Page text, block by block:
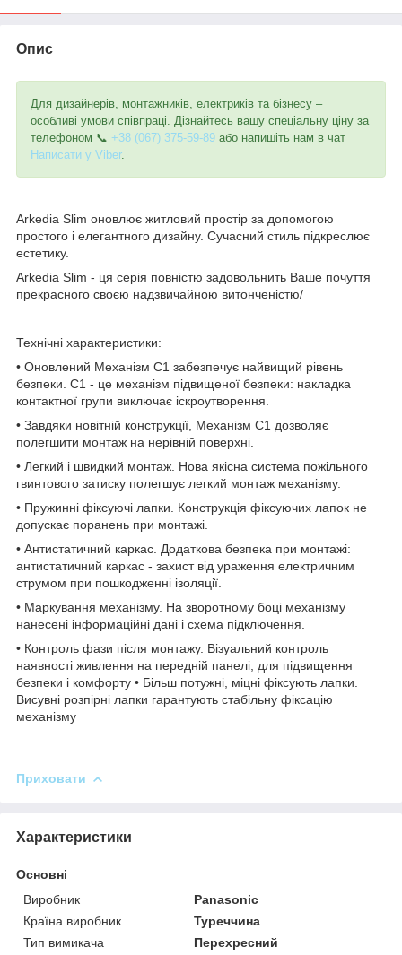
Опис
Для дизайнерів, монтажників, електриків та бізнесу –
особливі умови співпраці. Дізнайтесь вашу спеціальну ціну за
телефоном 📞 +38 (067) 375-59-89 або напишіть нам в чат
Написати у Viber.
Arkedia Slim оновлює житловий простір за допомогою
простого і елегантного дизайну. Сучасний стиль підкреслює
естетику.
Arkedia Slim - ця серія повністю задовольнить Ваше почуття
прекрасного своєю надзвичайною витонченістю/
Технічні характеристики:
• Оновлений Механізм С1 забезпечує найвищий рівень
безпеки. C1 - це механізм підвищеної безпеки: накладка
контактної групи виключає іскроутворення.
• Завдяки новітній конструкції, Механізм С1 дозволяє
полегшити монтаж на нерівній поверхні.
• Легкий і швидкий монтаж. Нова якісна система пожільного
гвинтового затиску полегшує легкий монтаж механізму.
• Пружинні фіксуючі лапки. Конструкція фіксуючих лапок не
допускає поранень при монтажі.
• Антистатичний каркас. Додаткова безпека при монтажі:
антистатичний каркас - захист від ураження електричним
струмом при пошкодженні ізоляції.
• Маркування механізму. На зворотному боці механізму
нанесені інформаційні дані і схема підключення.
• Контроль фази після монтажу. Візуальний контроль
наявності живлення на передній панелі, для підвищення
безпеки і комфорту • Більш потужні, міцні фіксують лапки.
Висувні розпірні лапки гарантують стабільну фіксацію
механізму
Приховати
Характеристики
Основні
Виробник
Panasonic
Країна виробник
Туреччина
Тип вимикача
Перехресний